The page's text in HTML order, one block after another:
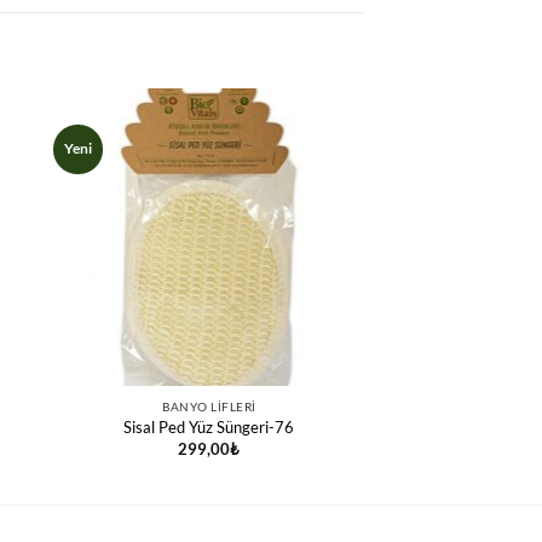
Yeni
BANYO LIFLERI
Sisal Ped Yüz Süngeri-76
299,00₺